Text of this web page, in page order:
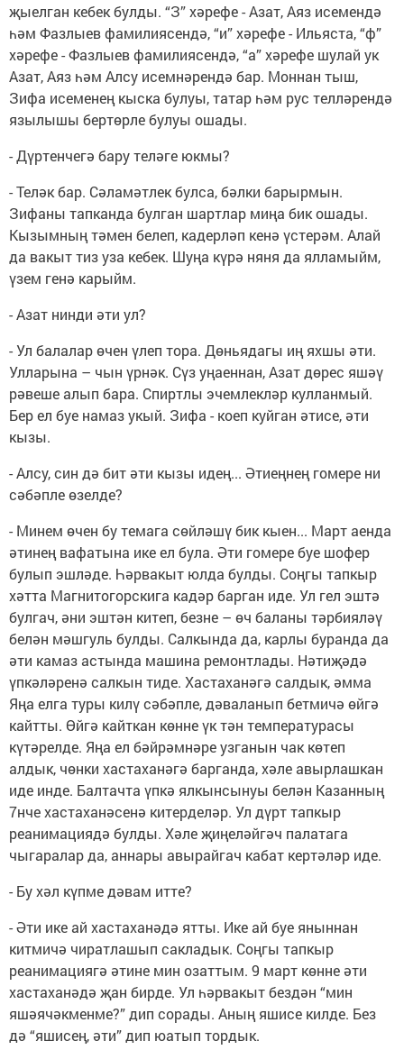
җыелган кебек булды. “З” хәрефе - Азат, Аяз исемендә
һәм Фазлыев фамилиясендә, “и” хәрефе - Ильяста, “ф”
хәрефе - Фазлыев фамилиясендә, “а” хәрефе шулай ук
Азат, Аяз һәм Алсу исемнәрендә бар. Моннан тыш,
Зифа исеменең кыска булуы, татар һәм рус телләрендә
язылышы бертөрле булуы ошады.
- Дүртенчегә бару теләге юкмы?
- Теләк бар. Сәламәтлек булса, бәлки барырмын.
Зифаны тапканда булган шартлар миңа бик ошады.
Кызымның тәмен белеп, кадерләп кенә үстерәм. Алай
да вакыт тиз уза кебек. Шуңа күрә няня да ялламыйм,
үзем генә карыйм.
- Азат нинди әти ул?
- Ул балалар өчен үлеп тора. Дөньядагы иң яхшы әти.
Улларына – чын үрнәк. Сүз уңаеннан, Азат дөрес яшәү
рәвеше алып бара. Спиртлы эчемлекләр кулланмый.
Бер ел буе намаз укый. Зифа - коеп куйган әтисе, әти
кызы.
- Алсу, син дә бит әти кызы идең... Әтиеңнең гомере ни
сәбәпле өзелде?
- Минем өчен бу темага сөйләшү бик кыен... Март аенда
әтинең вафатына ике ел була. Әти гомере буе шофер
булып эшләде. Һәрвакыт юлда булды. Соңгы тапкыр
хәтта Магнитогорскига кадәр барган иде. Ул гел эштә
булгач, әни эштән китеп, безне – өч баланы тәрбияләү
белән мәшгуль булды. Салкында да, карлы буранда да
әти камаз астында машина ремонтлады. Нәтиҗәдә
үпкәләренә салкын тиде. Хастаханәгә салдык, әмма
Яңа елга туры килү сәбәпле, дәваланып бетмичә өйгә
кайтты. Өйгә кайткан көнне үк тән температурасы
күтәрелде. Яңа ел бәйрәмнәре узганын чак көтеп
алдык, чөнки хастаханәгә барганда, хәле авырлашкан
иде инде. Балтачта үпкә ялкынсынуы белән Казанның
7нче хастаханәсенә китерделәр. Ул дүрт тапкыр
реанимациядә булды. Хәле җиңеләйгәч палатага
чыгаралар да, аннары авырайгач кабат кертәләр иде.
- Бу хәл күпме дәвам итте?
- Әти ике ай хастаханәдә ятты. Ике ай буе яныннан
китмичә чиратлашып сакладык. Соңгы тапкыр
реанимациягә әтине мин озаттым. 9 март көнне әти
хастаханәдә җан бирде. Ул һәрвакыт бездән “мин
яшәячәкменме?” дип сорады. Аның яшисе килде. Без
дә “яшисең, әти” дип юатып тордык.